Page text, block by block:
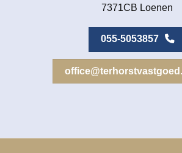
7371CB Loenen
055-5053857